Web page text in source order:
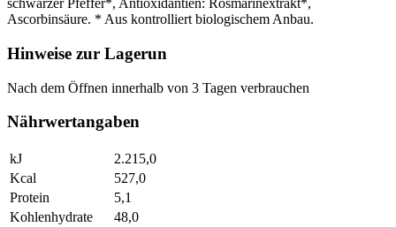
schwarzer Pfeffer*, Antioxidantien: Rosmarinextrakt*,
Ascorbinsäure. * Aus kontrolliert biologischem Anbau.
Hinweise zur Lagerun
Nach dem Öffnen innerhalb von 3 Tagen verbrauchen
Nährwertangaben
kJ
2.215,0
Kcal
527,0
Protein
5,1
Kohlenhydrate
48,0